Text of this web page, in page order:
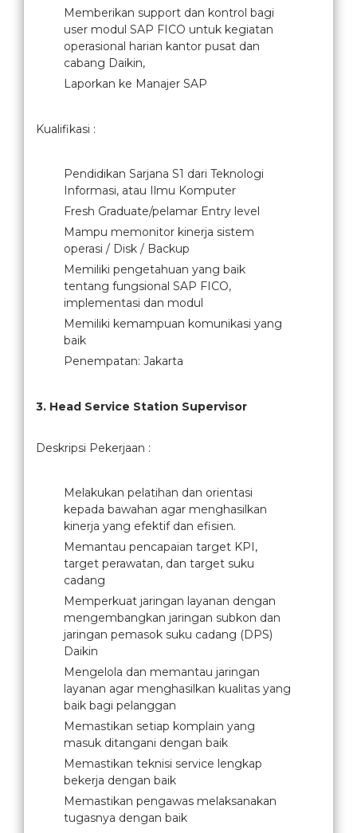
Memberikan support dan kontrol bagi
user modul SAP FICO untuk kegiatan
operasional harian kantor pusat dan
cabang Daikin,
Laporkan ke Manajer SAP
Kualifikasi :
Pendidikan Sarjana S1 dari Teknologi
Informasi, atau Ilmu Komputer
Fresh Graduate/pelamar Entry level
Mampu memonitor kinerja sistem
operasi / Disk / Backup
Memiliki pengetahuan yang baik
tentang fungsional SAP FICO,
implementasi dan modul
Memiliki kemampuan komunikasi yang
baik
Penempatan: Jakarta
3. Head Service Station Supervisor
Deskripsi Pekerjaan :
Melakukan pelatihan dan orientasi
kepada bawahan agar menghasilkan
kinerja yang efektif dan efisien.
Memantau pencapaian target KPI,
target perawatan, dan target suku
cadang
Memperkuat jaringan layanan dengan
mengembangkan jaringan subkon dan
jaringan pemasok suku cadang (DPS)
Daikin
Mengelola dan memantau jaringan
layanan agar menghasilkan kualitas yang
baik bagi pelanggan
Memastikan setiap komplain yang
masuk ditangani dengan baik
Memastikan teknisi service lengkap
bekerja dengan baik
Memastikan pengawas melaksanakan
tugasnya dengan baik